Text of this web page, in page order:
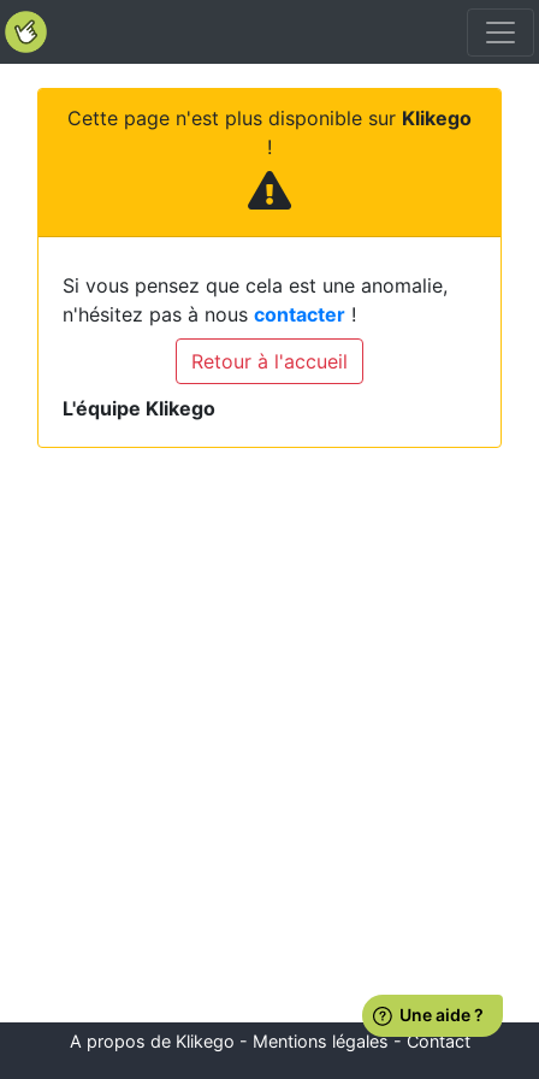
Cette page n'est plus disponible sur Klikego
!
Si vous pensez que cela est une anomalie,
n'hésitez pas à nous contacter !
Retour à l'accueil
L'équipe Klikego
A propos de Klikego - Mentions légales-Contact